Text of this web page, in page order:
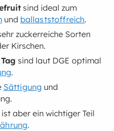
sind ideal zum
und ballaststoffreich.
zuckerreiche Sorten
Kirschen.
sind laut DGE optimal
.
Sättigung und
ist aber ein wichtiger Teil
.